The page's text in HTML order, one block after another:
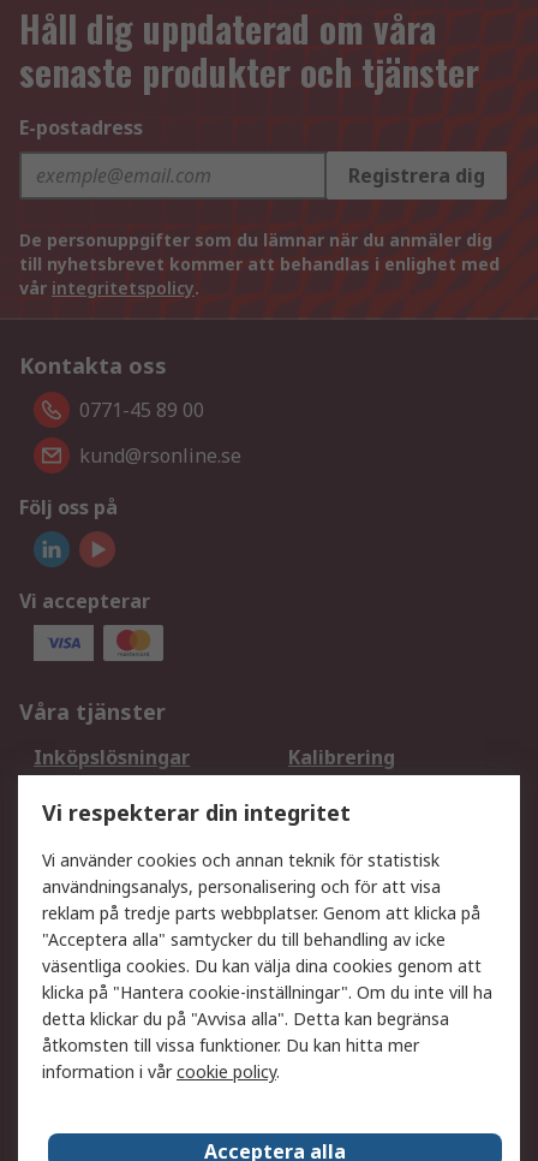
Håll dig uppdaterad om våra
senaste produkter och tjänster
E-postadress
Registrera dig
De personuppgifter som du lämnar när du anmäler dig
till nyhetsbrevet kommer att behandlas i enlighet med
vår integritetspolicy.
Kontakta oss
0771-45 89 00
kund@rsonline.se
Följ oss på
Vi accepterar
Våra tjänster
Inköpslösningar
Kalibrering
DesignSpark
Teknisk Support
Ditt lokala säljteam
Exportlösningar
Support
Få hjälp
Retur av varor
Leverans
Spåra din order
Begär en fakturakopi
Fördelar med RS-konto
Betalningsalternativ
Vi respekterar din integritet
Vi använder cookies och annan teknik för statistisk
användningsanalys, personalisering och för att visa
reklam på tredje parts webbplatser. Genom att klicka på
"Acceptera alla" samtycker du till behandling av icke
väsentliga cookies. Du kan välja dina cookies genom att
klicka på "Hantera cookie-inställningar". Om du inte vill ha
detta klickar du på "Avvisa alla". Detta kan begränsa
åtkomsten till vissa funktioner. Du kan hitta mer
information i vårcookie policy.
Acceptera alla